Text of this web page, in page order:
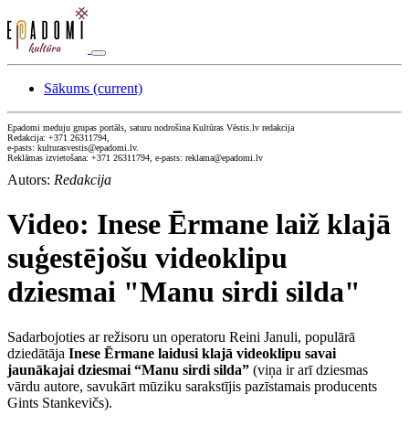
Sākums (current)
Epadomi meduju grupas portāls, saturu nodrošina Kultūras Vēstis.lv redakcija
Redakcija: +371 26311794,
e-pasts: kulturasvestis@epadomi.lv.
Reklāmas izvietošana: +371 26311794, e-pasts: reklama@epadomi.lv
Autors: Redakcija
Video: Inese Ērmane laiž klajā
suģestējošu videoklipu
dziesmai "Manu sirdi silda"
Sadarbojoties ar režisoru un operatoru Reini Januli, populārā
dziedātāja Inese Ērmane laidusi klajā videoklipu savai
jaunākajai dziesmai “Manu sirdi silda” (viņa ir arī dziesmas
vārdu autore, savukārt mūziku sarakstījis pazīstamais producents
Gints Stankevičs).